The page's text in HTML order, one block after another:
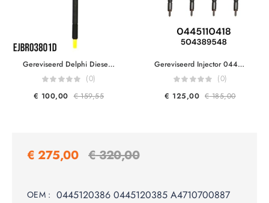
Gereviseerd Delphi Diesel Injector R03801D R06001D 9656389980 1980 S3 For Peugeot 307/408/508 Citroen C4/C5 2.0 HDi
(0)
€ 100,00 €159,55
Gereviseerd Injector 0445110520 0445110418 1609097280 504389548 5801483286 5801594342 K5801594342 For Fiat Ducato Iveco Daily Citroen Lancia Peugeot 2.3L-3.0L
(0)
€ 125,00 €185,00
€ 275,00 €320,00
OEM : 0445120386 0445120385 A4710700887